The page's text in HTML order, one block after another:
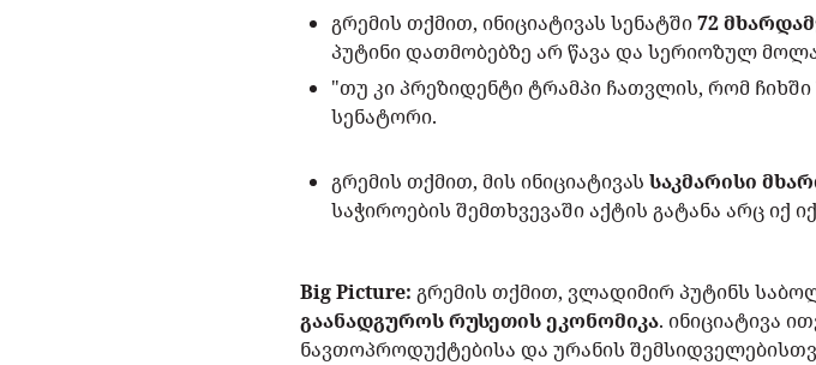
გრემის თქმით, ინიციატივას სენატში72
პუტინი დათმობებზე არ წავა და სერიოზულ
"თუ კი პრეზიდენტი ტრამპი ჩათვლის, რომ
სენატორი.
გრემის თქმით, მის ინიციატივას საკმარისი
საჭიროების შემთხვევაში აქტის გატანა არც იქ
Big Picture: გრემის თქმით, ვლადიმირ პუტინს
გაანადგუროს რუსეთის ეკონომიკა. ინიციატივა
ნავთოპროდუქტებისა და ურანის